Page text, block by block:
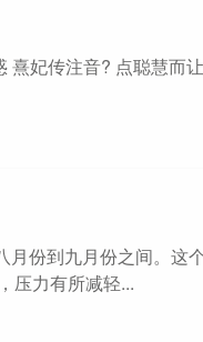
熹妃传注音? 点聪慧而
份到九月份之间。这
压力有所减轻...